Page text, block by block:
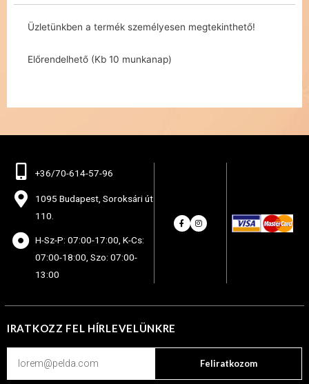
Üzletünkben a termék személyesen megtekinthető!
Előrendelhető (Kb 10 munkanap)
+36/70-614-57-96
1095 Budapest, Soroksári út
110.
H-Sz-P: 07:00-17:00, K-Cs:
07:00-18:00, Szo: 07:00-
13:00
IRATKOZZ FEL HÍRLEVELÜNKRE
Feliratkozom